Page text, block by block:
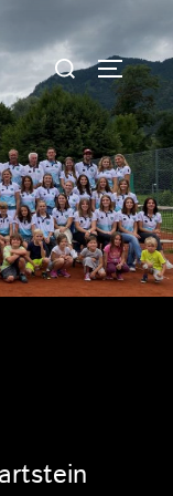
Suchen
nach: